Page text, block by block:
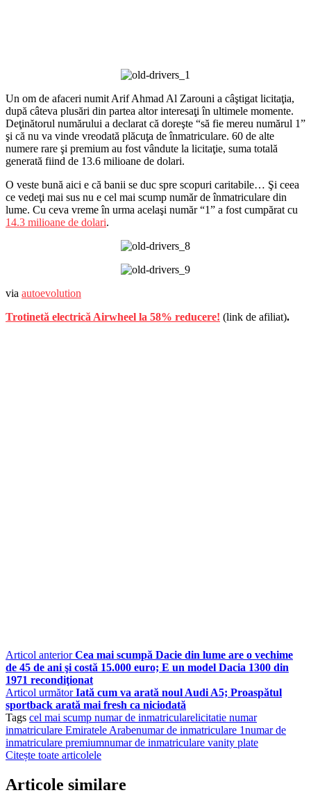
Un om de afaceri numit Arif Ahmad Al Zarouni a câştigat licitaţia,
după câteva plusări din partea altor interesaţi în ultimele momente.
Deţinătorul numărului a declarat că doreşte “să fie mereu numărul 1”
şi că nu va vinde vreodată plăcuţa de înmatriculare. 60 de alte
numere rare şi premium au fost vândute la licitaţie, suma totală
generată fiind de 13.6 milioane de dolari.
O veste bună aici e că banii se duc spre scopuri caritabile… Şi ceea
ce vedeţi mai sus nu e cel mai scump număr de înmatriculare din
lume. Cu ceva vreme în urma acelaşi număr “1” a fost cumpărat cu
14.3 milioane de dolari.
via autoevolution
Trotinetă electrică Airwheel la 58% reducere! (link de afiliat).
Articol anterior Cea mai scumpă Dacie din lume are o vechime
de 45 de ani şi costă 15.000 euro; E un model Dacia 1300 din
1971 recondiţionat
Articol următor Iată cum va arată noul Audi A5; Proaspătul
sportback arată mai fresh ca niciodată
Tags cel mai scump numar de inmatricularelicitatie numar
inmatriculare Emiratele Arabenumar de inmatriculare 1numar de
inmatriculare premiumnumar de inmatriculare vanity plate
Citește toate articolele
Articole similare